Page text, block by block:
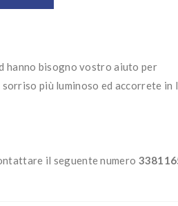
hanno bisogno vostro aiuto per
più luminoso ed accorrete in
il seguente numero